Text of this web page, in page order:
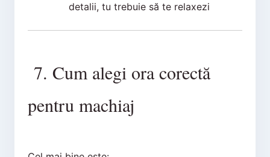
detalii, tu trebuie să te relaxezi
7. Cum alegi ora corectă
pentru machiaj